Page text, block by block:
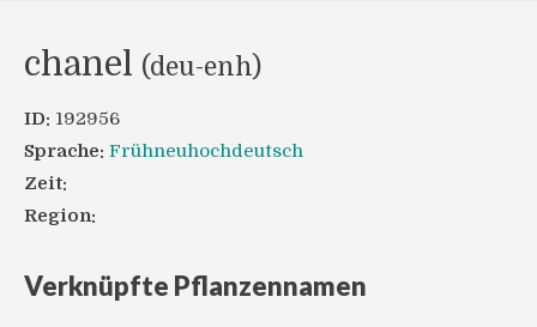
chanel (deu-enh)
ID: 192956
Sprache: Frühneuhochdeutsch
Zeit:
Region:
Verknüpfte Pflanzennamen